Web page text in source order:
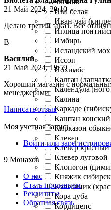
Ива белая
Иван-чай
Иглица
Имбирь
Исландский мох
Иссоп
Йохимбе
Калган
Календула
Калина
Каркаде
Каштан конский
Кирказон
Клевер
Клевер красный
Клевер луговой
Клопогон
Княжик
Копеечник
Кора дуба
Кордицепс
21 Май 2024, 20:10
Делаю третий заказ. Все
В
Василий
21 Май 2024, 19:59
Хороший магазин с
менеджерами
Написать отзыв
Моя учетная запись
Войти или
9 Монахов
О нас
Стать продавцом
Реквизиты
Обратная связь